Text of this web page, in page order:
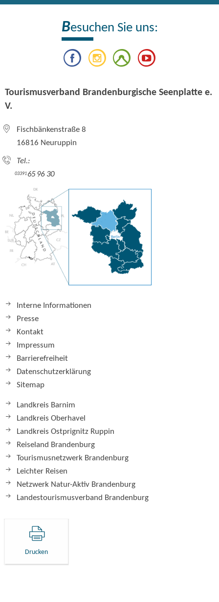
Besuchen Sie uns:
Tourismusverband Brandenburgische Seenplatte e.
V.
Fischbänkenstraße 8
16816 Neuruppin
Tel.:
0339165 96 30
Interne Informationen
Presse
Kontakt
Impressum
Barrierefreiheit
Datenschutzerklärung
Sitemap
Landkreis Barnim
Landkreis Oberhavel
Landkreis Ostprignitz Ruppin
Reiseland Brandenburg
Tourismusnetzwerk Brandenburg
Leichter Reisen
Netzwerk Natur-Aktiv Brandenburg
Landestourismusverband Brandenburg
Drucken